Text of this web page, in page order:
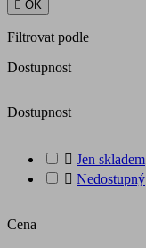
 OK
Filtrovat podle
Dostupnost
Dostupnost
 Jen skladem
 Nedostupný
Cena